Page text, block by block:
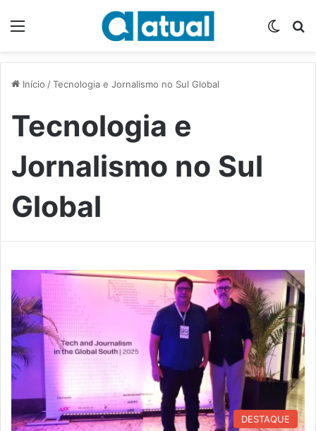
Início /Tecnologia e Jornalismo no Sul Global
Tecnologia e
Jornalismo no Sul
Global
DESTAQUE